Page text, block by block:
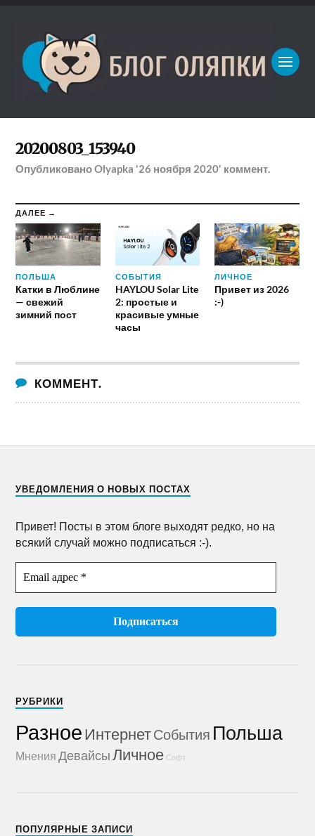
20200803_153940
ОпубликованоOlyapka '26 ноября 2020' коммент.
ДАЛЕЕ →
ПОЛЬША
Катки в Люблине
— свежий
зимний пост
СОБЫТИЯ
HAYLOU Solar Lite
2: простые и
красивые умные
часы
ЛИЧНОЕ
Привет из 2026
:-)
КОММЕНТ.
УВЕДОМЛЕНИЯ О НОВЫХ ПОСТАХ
Привет! Посты в этом блоге выходят редко, но на
всякий случай можно подписаться :-).
РУБРИКИ
РазноеИнтернетСобытия Польша
Мнения ДевайсыЛичное Софт
ПОПУЛЯРНЫЕ ЗАПИСИ